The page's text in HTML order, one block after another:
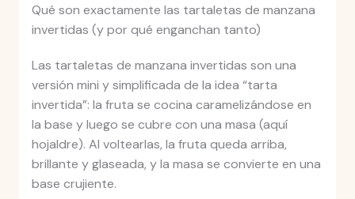
Qué son exactamente las tartaletas de manzana
invertidas (y por qué enganchan tanto)
Las tartaletas de manzana invertidas son una
versión mini y simplificada de la idea “tarta
invertida”: la fruta se cocina caramelizándose en
la base y luego se cubre con una masa (aquí
hojaldre). Al voltearlas, la fruta queda arriba,
brillante y glaseada, y la masa se convierte en una
base crujiente.